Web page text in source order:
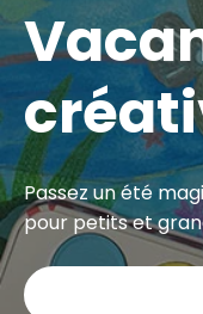
Passez un été
pour petits et